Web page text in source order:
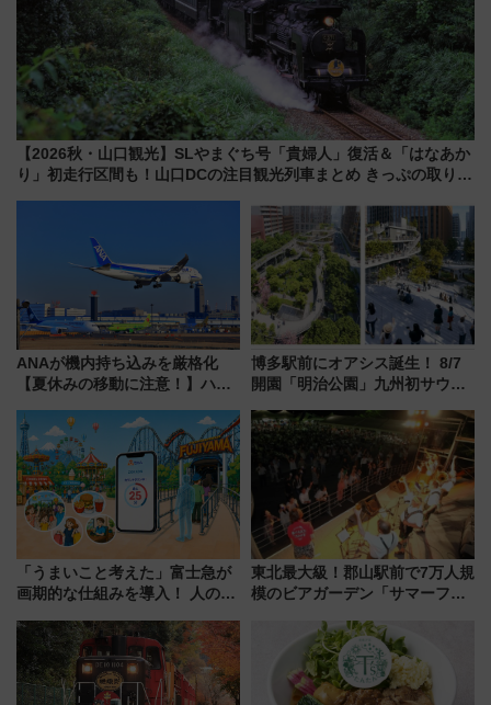
【2026秋・山口観光】SLやまぐち号「貴婦人」復活＆「はなあか
り」初走行区間も！山口DCの注目観光列車まとめ きっぷの取り方
ANAが機内持ち込みを厳格化
【夏休みの移動に注意！】ハン
「身の回り品」新サイズ制限
(40×30×20cm)おさらい
博多駅前にオアシス誕生！ 8/7
開園「明治公園」九州初サウナ
品グルメ登場で駅前の過ごし方
はどう変わる？
「うまいこと考えた」富士急が
画期的な仕組みを導入！ 人のか
ん」始動
東北最大級！郡山駅前で7万人規
模のビアガーデン「サマーフェ
7/24-26開催！ 有料席はJRE
MALLで予約可能